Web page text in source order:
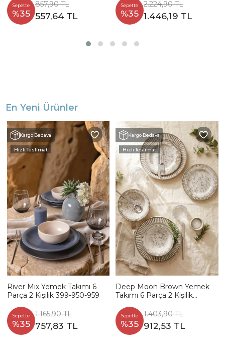
Sepette
%35
857,90 TL
557,64 TL
Sepette
%35
2.224,90 TL
1.446,19 TL
En Yeni Ürünler
Kargo Bedava
Hızlı Teslimat
River Mix Yemek Takımı 6
Parça 2 Kişilik 399-950-959
Sepette
%35
1.165,90 TL
757,83 TL
Kargo Bedava
Hızlı Teslimat
Deep Moon Brown Yemek
Takımı 6 Parça 2 Kişilik
Sepette
%35
1.403,90 TL
912,53 TL